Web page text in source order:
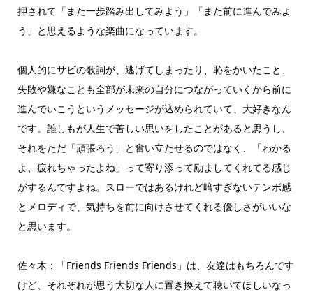
押されて「また一歩踏み出してみよう」「また前に進んでみよ
う」と思えるような楽曲になっています。
個人的にサビの歌詞が、逃げてしまったり、恥をかいたこと、
失敗や嫌なことも全部が未来の自分につながっていくから前に
進んでいこうというメッセージが込められていて、大好きなん
です。誰しもが人生で苦しい思いをしたことがあると思うし、
それをただ「頑張ろう」と奮い立たせるのではなく、「わかる
よ、疲れちゃったよね」って寄り添って励ましてくれてる感じ
がするんですよね。スローではあるけれど暗すぎないテンポ感
とメロディで、気持ちを前に向けさせてくれる優しさがいいな
と思います。
佐々木：「Friends Friends Friends」は、友達はもちろんです
けど、それぞれが思う大切な人に置き換えて聴いてほしいなっ